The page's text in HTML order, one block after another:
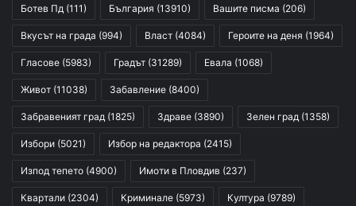
Ботев Пд (111) България (13910) Вашите писма (206)
Вкусът на града (994) Власт (4084) Героите на деня (1964)
Гласове (5983) Градът (31289) Евала (1068)
Живот (11038) Забавление (8400)
Забравеният град (1825) Здраве (3890) Зелен град (1358)
Избори (5021) Избор на редактора (2415)
Изпод тепето (4900) Имоти в Пловдив (237)
Квартали (2304) Криминале (5973) Култура (9789)